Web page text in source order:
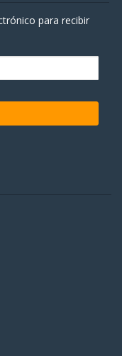
para recibir